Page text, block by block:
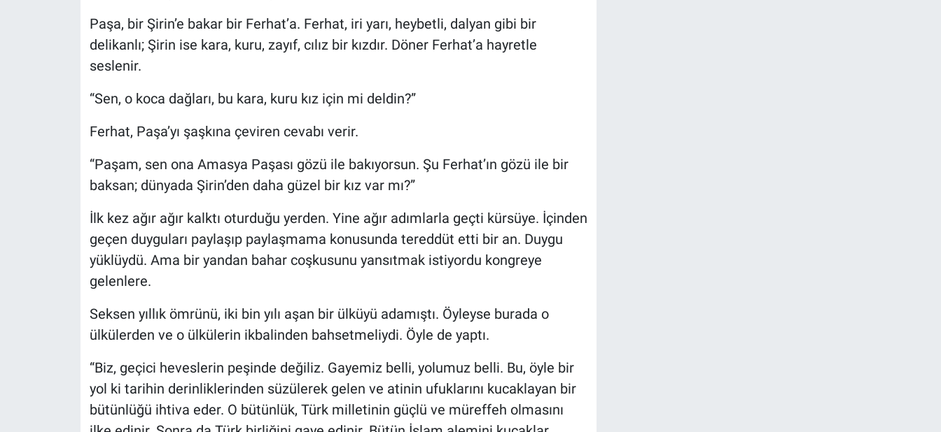
Paşa, bir Şirin’e bakar bir Ferhat’a. Ferhat, iri yarı, heybetli, dalyan gibi bir
delikanlı; Şirin ise kara, kuru, zayıf, cılız bir kızdır. Döner Ferhat’a hayretle
seslenir.
“Sen, o koca dağları, bu kara, kuru kız için mi deldin?”
Ferhat, Paşa’yı şaşkına çeviren cevabı verir.
“Paşam, sen ona Amasya Paşası gözü ile bakıyorsun. Şu Ferhat’ın gözü ile bir
baksan; dünyada Şirin’den daha güzel bir kız var mı?”
İlk kez ağır ağır kalktı oturduğu yerden. Yine ağır adımlarla geçti kürsüye. İçinden
geçen duyguları paylaşıp paylaşmama konusunda tereddüt etti bir an. Duygu
yüklüydü. Ama bir yandan bahar coşkusunu yansıtmak istiyordu kongreye
gelenlere.
Seksen yıllık ömrünü, iki bin yılı aşan bir ülküyü adamıştı. Öyleyse burada o
ülkülerden ve o ülkülerin ikbalinden bahsetmeliydi. Öyle de yaptı.
“Biz, geçici heveslerin peşinde değiliz. Gayemiz belli, yolumuz belli. Bu, öyle bir
yol ki tarihin derinliklerinden süzülerek gelen ve atinin ufuklarını kucaklayan bir
bütünlüğü ihtiva eder. O bütünlük, Türk milletinin güçlü ve müreffeh olmasını